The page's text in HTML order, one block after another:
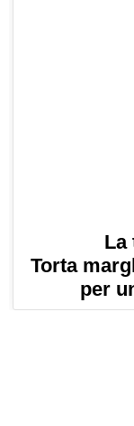
La
Torta
per